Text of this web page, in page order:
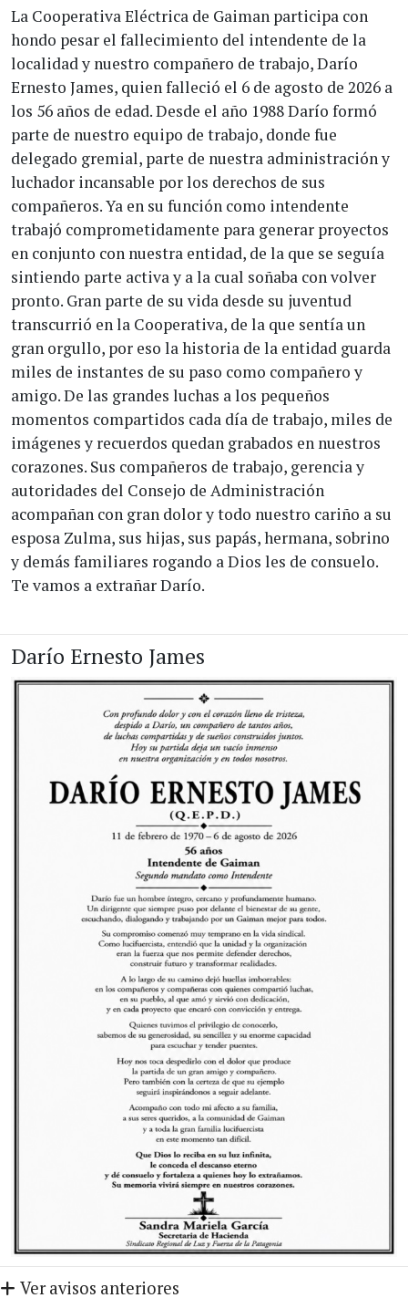
La Cooperativa Eléctrica de Gaiman participa con
hondo pesar el fallecimiento del intendente de la
localidad y nuestro compañero de trabajo, Darío
Ernesto James, quien falleció el 6 de agosto de 2026 a
los 56 años de edad. Desde el año 1988 Darío formó
parte de nuestro equipo de trabajo, donde fue
delegado gremial, parte de nuestra administración y
luchador incansable por los derechos de sus
compañeros. Ya en su función como intendente
trabajó comprometidamente para generar proyectos
en conjunto con nuestra entidad, de la que se seguía
sintiendo parte activa y a la cual soñaba con volver
pronto. Gran parte de su vida desde su juventud
transcurrió en la Cooperativa, de la que sentía un
gran orgullo, por eso la historia de la entidad guarda
miles de instantes de su paso como compañero y
amigo. De las grandes luchas a los pequeños
momentos compartidos cada día de trabajo, miles de
imágenes y recuerdos quedan grabados en nuestros
corazones. Sus compañeros de trabajo, gerencia y
autoridades del Consejo de Administración
acompañan con gran dolor y todo nuestro cariño a su
esposa Zulma, sus hijas, sus papás, hermana, sobrino
y demás familiares rogando a Dios les de consuelo.
Te vamos a extrañar Darío.
Darío Ernesto James
Ver avisos anteriores